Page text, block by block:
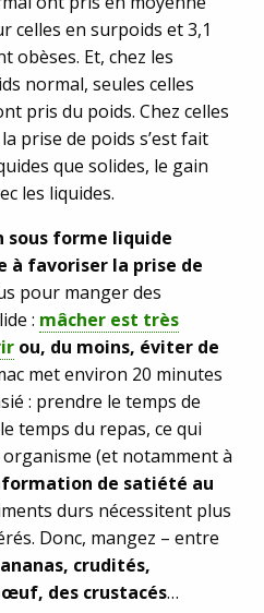
celles en surpoids et 3,1
obèses. Et, chez les
normal, seules celles
pris du poids. Chez celles
prise de poids s’est fait
que solides, le gain
les liquides.
sous forme liquide
à favoriser la prise de
pour manger des
: mâcher est très
ou, du moins, éviter de
met environ 20 minutes
: prendre le temps de
temps du repas, ce qui
(et notamment à
de satiété au
durs nécessitent plus
Donc, mangez – entre
crudités,
des crustacés…